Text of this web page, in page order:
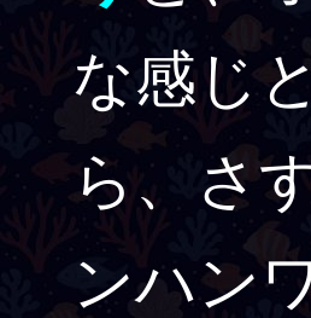
な感じ
ら、さ
ンハン